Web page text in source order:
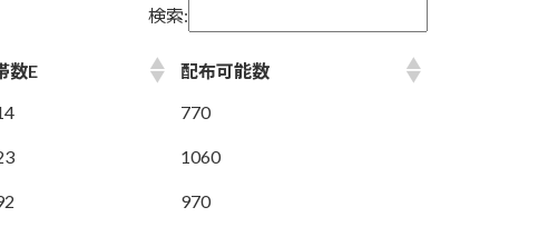
検索:
数E 配布可能数
770
1060
970